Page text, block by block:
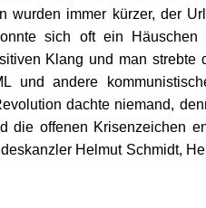
wurden immer kürzer, der
sich oft ein
Klang und man strebte
und andere
dachte niemand,
die offenen Krisenzeichen
Helmut Schmidt,